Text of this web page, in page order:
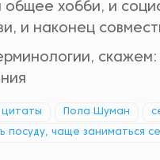
общее хобби, и
и наконец
скажем:
Пола Шуман
чаще заниматься